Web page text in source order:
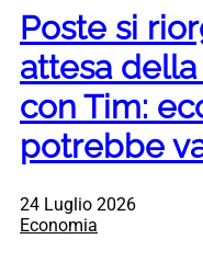
Poste si
attesa
con Tim:
potrebbe
24 Luglio 2026
Economia